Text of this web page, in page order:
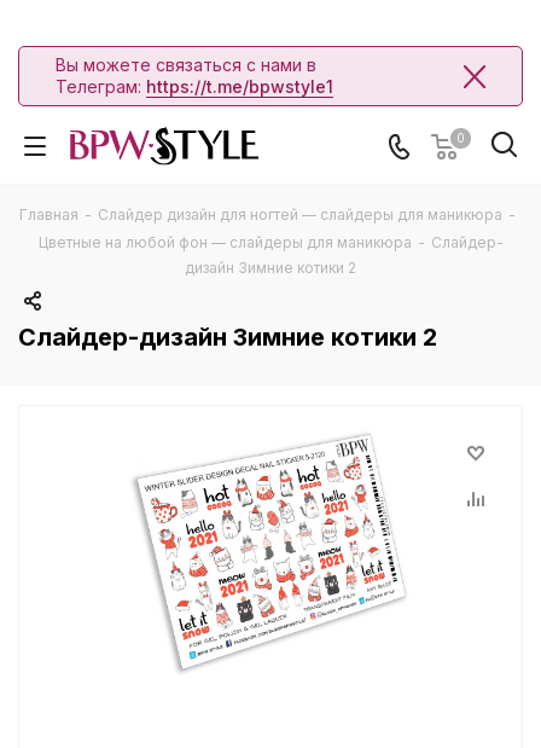
Вы можете связаться с нами в
Телеграм: https://t.me/bpwstyle1
0
Главная - Слайдер дизайн для ногтей — слайдеры для маникюра -
Цветные на любой фон — слайдеры для маникюра - Слайдер-
дизайн Зимние котики 2
Слайдер-дизайн Зимние котики 2